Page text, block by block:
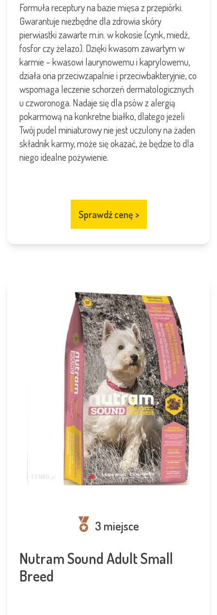
Formuła receptury na bazie mięsa z przepiórki.
Gwarantuje niezbędne dla zdrowia skóry
pierwiastki zawarte m.in. w kokosie (cynk, miedź,
fosfor czy żelazo). Dzięki kwasom zawartym w
karmie – kwasowi laurynowemu i kaprylowemu,
działa ona przeciwzapalnie i przeciwbakteryjnie, co
wspomaga leczenie schorzeń dermatologicznych
u czworonoga. Nadaje się dla psów z alergią
pokarmową na konkretne białko, dlatego jeżeli
Twój pudel miniaturowy nie jest uczulony na żaden
składnik karmy, może się okazać, że będzie to dla
niego idealne pożywienie.
Sprawdź cenę >
3 miejsce
Nutram Sound Adult Small
Breed